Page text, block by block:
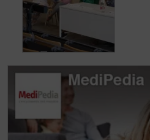
vond een oplossing
urineverlies
Dag van de
Lymfoompatiënten:
Mariangela Fiorente,
ALWB